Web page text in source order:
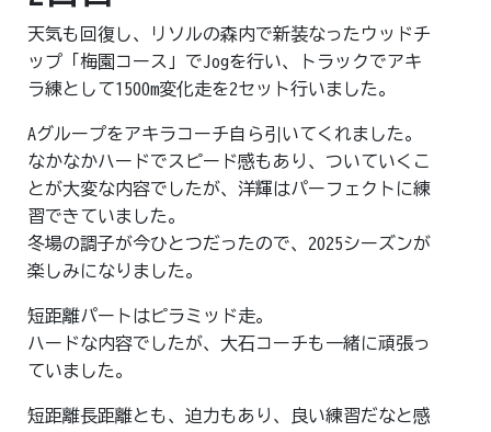
天気も回復し、リソルの森内で新装なったウッドチ
ップ「梅園コース」でJogを行い、トラックでアキ
ラ練として1500m変化走を2セット行いました。
Aグループをアキラコーチ自ら引いてくれました。
なかなかハードでスピード感もあり、ついていくこ
とが大変な内容でしたが、洋輝はパーフェクトに練
習できていました。
冬場の調子が今ひとつだったので、2025シーズンが
楽しみになりました。
短距離パートはピラミッド走。
ハードな内容でしたが、大石コーチも一緒に頑張っ
ていました。
短距離長距離とも、迫力もあり、良い練習だなと感